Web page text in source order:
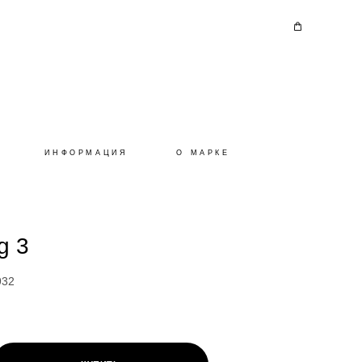
ИНФОРМАЦИЯ О МАРКЕ
3